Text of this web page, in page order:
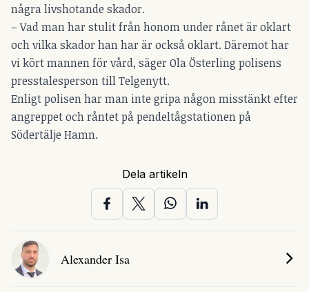
några livshotande skador.
– Vad man har stulit från honom under rånet är oklart
och vilka skador han har är också oklart. Däremot har
vi kört mannen för vård, säger Ola Österling polisens
presstalesperson till Telgenytt.
Enligt polisen har man inte gripa någon misstänkt efter
angreppet och råntet på pendeltågstationen på
Södertälje Hamn.
Dela artikeln
Alexander Isa